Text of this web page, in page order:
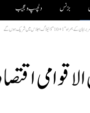
بزنس دلچسپ و عجیب
اجلاس میں شریک ہوں گے